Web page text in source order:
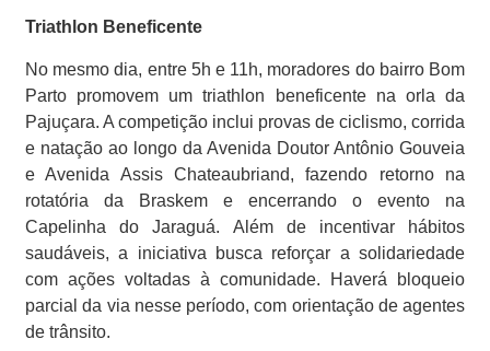
Triathlon Beneficente
No mesmo dia, entre 5h e 11h, moradores do bairro Bom
Parto promovem um triathlon beneficente na orla da
Pajuçara. A competição inclui provas de ciclismo, corrida
e natação ao longo da Avenida Doutor Antônio Gouveia
e Avenida Assis Chateaubriand, fazendo retorno na
rotatória da Braskem e encerrando o evento na
Capelinha do Jaraguá. Além de incentivar hábitos
saudáveis, a iniciativa busca reforçar a solidariedade
com ações voltadas à comunidade. Haverá bloqueio
parcial da via nesse período, com orientação de agentes
de trânsito.